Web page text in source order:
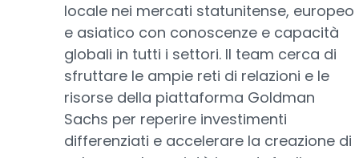
locale nei mercati statunitense, europeo
e asiatico con conoscenze e capacità
globali in tutti i settori. Il team cerca di
sfruttare le ampie reti di relazioni e le
risorse della piattaforma Goldman
Sachs per reperire investimenti
differenziati e accelerare la creazione di